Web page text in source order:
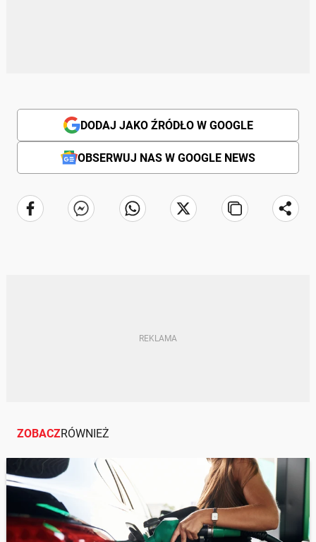
DODAJ JAKO ŹRÓDŁO W GOOGLE
OBSERWUJ NAS W GOOGLE NEWS
ZOBACZRÓWNIEŻ